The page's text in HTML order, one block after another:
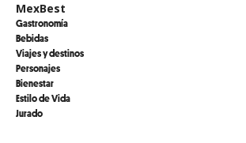
MexBest
Gastronomía
Bebidas
Viajes y destinos
Personajes
Bienestar
Estilo de Vida
Jurado